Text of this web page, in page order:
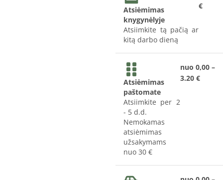
Atsiėmimas
knygynėlyje
Atsiimkite tą pačią ar
kitą darbo dieną
€
Atsiėmimas
paštomate
Atsiimkite per 2
- 5 d.d.
Nemokamas
atsiėmimas
užsakymams
nuo 30 €
nuo 0,00 –
3.20 €